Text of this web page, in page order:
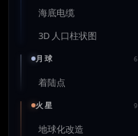
海底电缆
3D 人口柱状图
月球
着陆点
火星
地球化改造